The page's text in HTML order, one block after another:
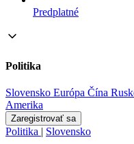
Predplatné
Politika
Slovensko Európa Čína
Amerika
Zaregistrovať sa
Politika | Slovensko